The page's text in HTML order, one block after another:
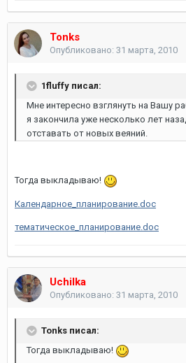
Tonks
Опубликовано: 31 марта, 2010
1fluffy писал:
Мне интересно взглянуть на Вашу
я закончила уже несколько лет
отставать от новых веяний.
Тогда выкладываю!
Календарное_планирование.doc
тематическое_планирование.doc
Uchilka
Опубликовано: 31 марта, 2010
Tonks писал:
Тогда выкладываю!